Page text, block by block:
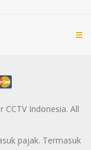
Indonesia. All
pajak. Termasuk